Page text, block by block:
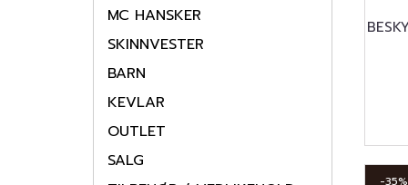
MC HANSKER
SKINNVESTER
BARN
KEVLAR
OUTLET
SALG
-35%